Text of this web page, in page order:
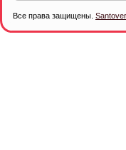
Все права защищены.